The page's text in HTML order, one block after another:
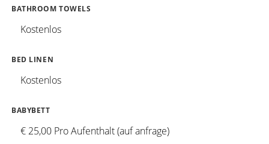
BATHROOM TOWELS
Kostenlos
BED LINEN
Kostenlos
BABYBETT
€ 25,00 Pro Aufenthalt (auf anfrage)